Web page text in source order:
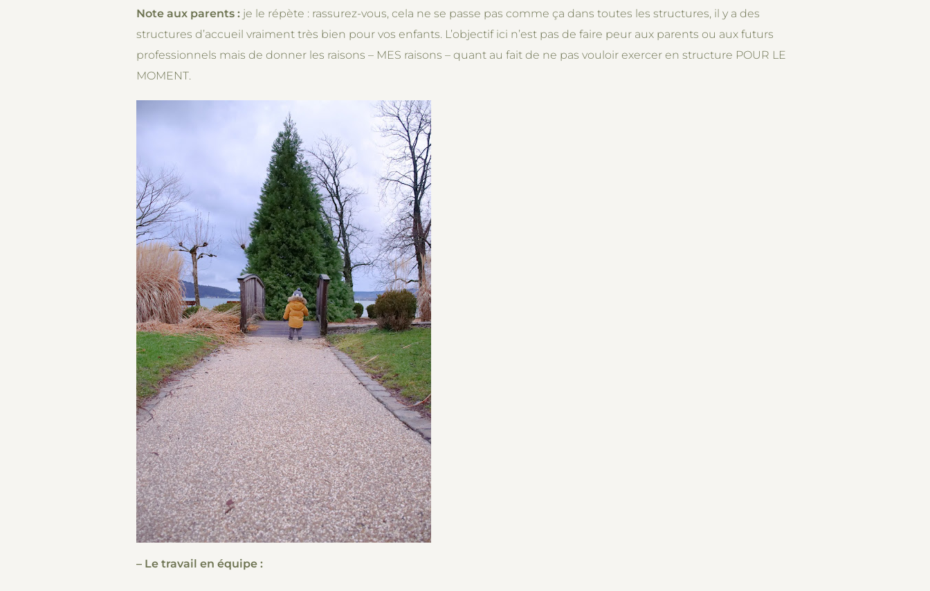
Note aux parents : je le répète : rassurez-vous, cela ne se passe pas comme ça dans toutes les structures, il y a des
structures d’accueil vraiment très bien pour vos enfants. L’objectif ici n’est pas de faire peur aux parents ou aux futurs
professionnels mais de donner les raisons – MES raisons – quant au fait de ne pas vouloir exercer en structure POUR LE
MOMENT.
– Le travail en équipe :